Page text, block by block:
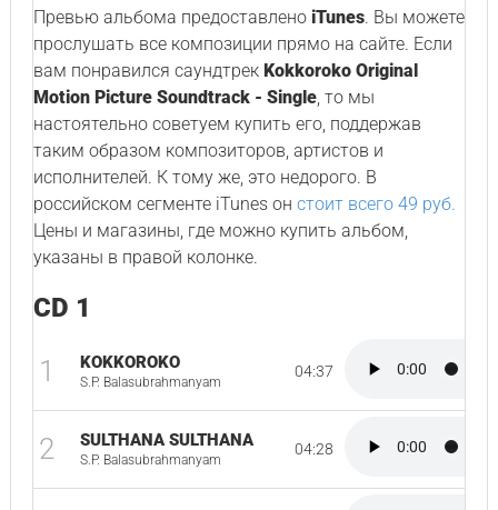
Превью альбома предоставлено iTunes. Вы можете
прослушать все композиции прямо на сайте. Если
вам понравился саундтрек Kokkoroko Original
Motion Picture Soundtrack - Single, то мы
настоятельно советуем купить его, поддержав
таким образом композиторов, артистов и
исполнителей. К тому же, это недорого. В
российском сегменте iTunes он стоит всего 49 руб.
Цены и магазины, где можно купить альбом,
указаны в правой колонке.
CD 1
1 KOKKOROKO
S.P. Balasubrahmanyam
04:37
2 SULTHANA SULTHANA
S.P. Balasubrahmanyam
04:28